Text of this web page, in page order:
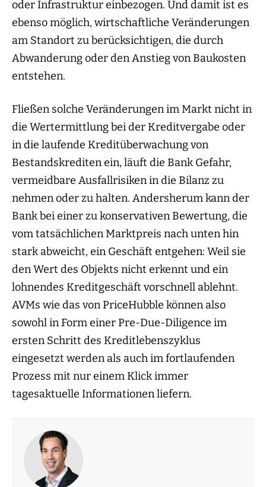
oder Infrastruktur einbezogen. Und damit ist es
ebenso möglich, wirtschaftliche Veränderungen
am Standort zu berücksichtigen, die durch
Abwanderung oder den Anstieg von Baukosten
entstehen.
Fließen solche Veränderungen im Markt nicht in
die Wertermittlung bei der Kreditvergabe oder
in die laufende Kreditüberwachung von
Bestandskrediten ein, läuft die Bank Gefahr,
vermeidbare Ausfallrisiken in die Bilanz zu
nehmen oder zu halten. Andersherum kann der
Bank bei einer zu konservativen Bewertung, die
vom tatsächlichen Marktpreis nach unten hin
stark abweicht, ein Geschäft entgehen: Weil sie
den Wert des Objekts nicht erkennt und ein
lohnendes Kreditgeschäft vorschnell ablehnt.
AVMs wie das von PriceHubble können also
sowohl in Form einer Pre-Due-Diligence im
ersten Schritt des Kreditlebenszyklus
eingesetzt werden als auch im fortlaufenden
Prozess mit nur einem Klick immer
tagesaktuelle Informationen liefern.